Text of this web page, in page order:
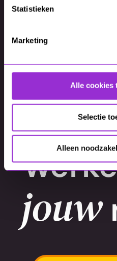
Statistieken
Marketing
Alle cookies
Selectie
Alleen
professionele manier
als jouw collega op
jouw